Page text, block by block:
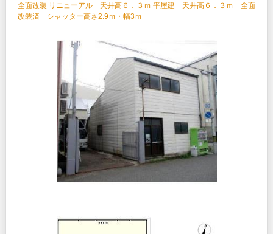
全面改装 リニューアル 天井高６．３ｍ 平屋建 天井高６．３ｍ 全面
改装済 シャッター高さ2.9ｍ・幅3ｍ